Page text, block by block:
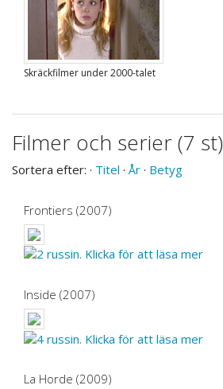
Skräckfilmer under 2000-talet
Filmer och serier (7 st)
Sortera efter: · Titel ·År · Betyg
Frontiers (2007)
Inside (2007)
La Horde (2009)